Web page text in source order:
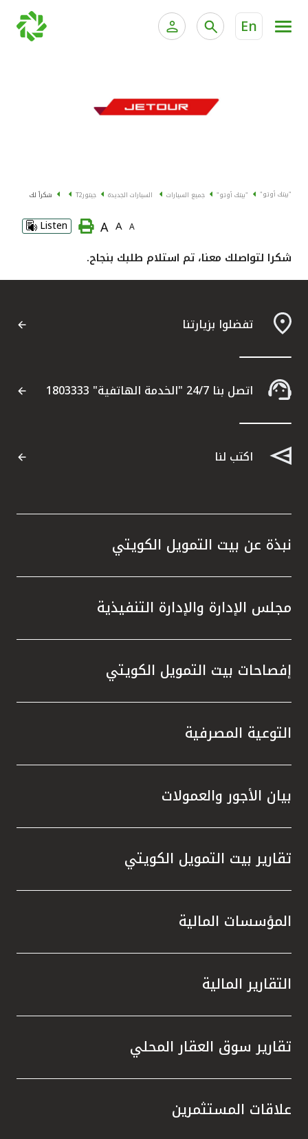
En
الخدمات المصرفية الإلكترونية للشركات
مواقع الفروع وأجهزة الصرف الآلي
ماليزيا
"بيتك أوتو" "بيتك أوتو" جميع السيارات السيارات الجديدة جيتورT2 شكراً لك
A
A
A
Listen
شكرا لتواصلك معنا، تم استلام طلبك بنجاح.
تفضلوا بزيارتنا
اتصل بنا 24/7 "الخدمة الهاتفية" 1803333
اكتب لنا
نبذة عن بيت التمويل الكويتي
مجلس الإدارة والإدارة التنفيذية
إفصاحات بيت التمويل الكويتي
التوعية المصرفية
بيان الأجور والعمولات
تقارير بيت التمويل الكويتي
المؤسسات المالية
التقارير المالية
تقارير سوق العقار المحلي
علاقات المستثمرين